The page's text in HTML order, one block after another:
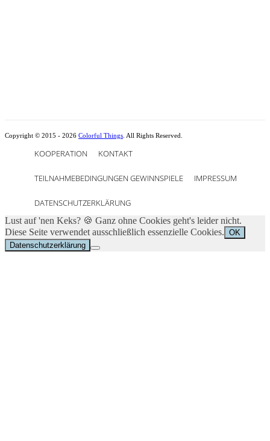
Copyright © 2015 - 2026 Colorful Things . All Rights Reserved.
KOOPERATION KONTAKT
TEILNAHMEBEDINGUNGEN GEWINNSPIELE IMPRESSUM
DATENSCHUTZERKLÄRUNG
Lust auf 'nen Keks? 🍪 Ganz ohne Cookies geht's leider nicht.
Diese Seite verwendet ausschließlich essenzielle Cookies. OK
Datenschutzerklärung